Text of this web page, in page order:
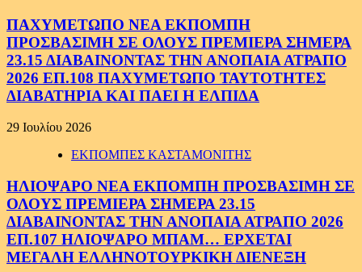
ΠΑΧΥΜΕΤΩΠΟ ΝΕΑ ΕΚΠΟΜΠΗ
ΠΡΟΣΒΑΣΙΜΗ ΣΕ ΟΛΟΥΣ ΠΡΕΜΙΕΡΑ ΣΗΜΕΡΑ
23.15 ΔΙΑΒΑΙΝΟΝΤΑΣ ΤΗΝ ΑΝΟΠΑΙΑ ΑΤΡΑΠΟ
2026 ΕΠ.108 ΠΑΧΥΜΕΤΩΠΟ ΤΑΥΤΟΤΗΤΕΣ
ΔΙΑΒΑΤΗΡΙΑ ΚΑΙ ΠΑΕΙ Η ΕΛΠΙΔΑ
29 Ιουλίου 2026
ΕΚΠΟΜΠΕΣ ΚΑΣΤΑΜΟΝΙΤΗΣ
ΗΛΙΟΨΑΡΟ ΝΕΑ ΕΚΠΟΜΠΗ ΠΡΟΣΒΑΣΙΜΗ ΣΕ
ΟΛΟΥΣ ΠΡΕΜΙΕΡΑ ΣΗΜΕΡΑ 23.15
ΔΙΑΒΑΙΝΟΝΤΑΣ ΤΗΝ ΑΝΟΠΑΙΑ ΑΤΡΑΠΟ 2026
ΕΠ.107 ΗΛΙΟΨΑΡΟ ΜΠΑΜ… ΕΡΧΕΤΑΙ
ΜΕΓΑΛΗ ΕΛΛΗΝΟΤΟΥΡΚΙΚΗ ΔΙΕΝΕΞΗ